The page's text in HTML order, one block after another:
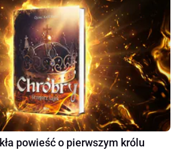
powieść o pierwszym królu